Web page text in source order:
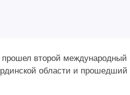
второй международный
области и прошедший